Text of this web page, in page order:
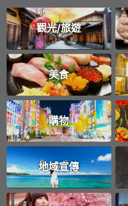
觀光/旅遊
美食
購物
地域宣傳